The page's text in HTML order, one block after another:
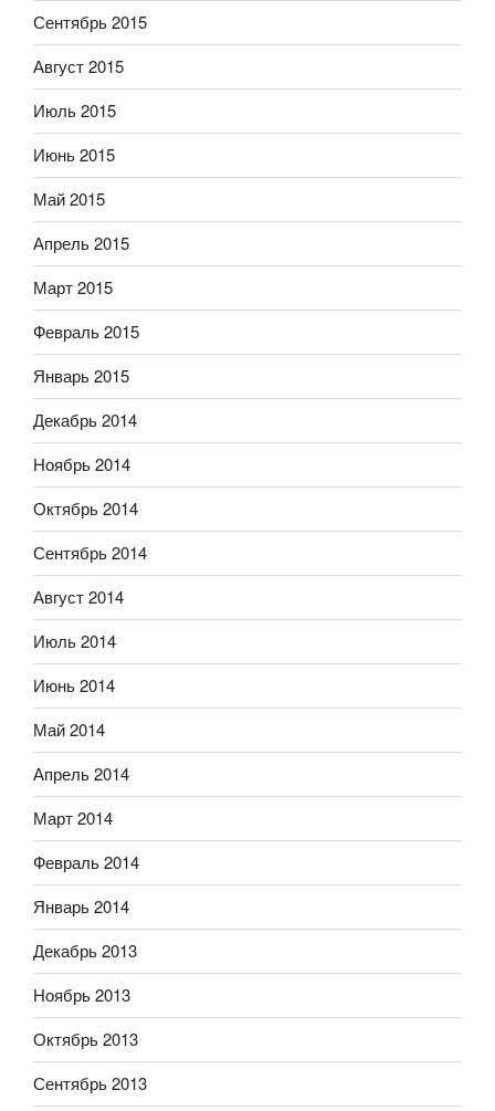
Сентябрь 2015
Август 2015
Июль 2015
Июнь 2015
Май 2015
Апрель 2015
Март 2015
Февраль 2015
Январь 2015
Декабрь 2014
Ноябрь 2014
Октябрь 2014
Сентябрь 2014
Август 2014
Июль 2014
Июнь 2014
Май 2014
Апрель 2014
Март 2014
Февраль 2014
Январь 2014
Декабрь 2013
Ноябрь 2013
Октябрь 2013
Сентябрь 2013